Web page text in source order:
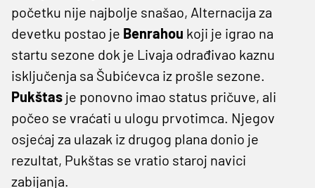
početku nije najbolje snašao, Alternacija za
devetku postao je Benrahou koji je igrao na
startu sezone dok je Livaja odrađivao kaznu
isključenja sa Šubićevca iz prošle sezone.
Pukštas je ponovno imao status pričuve, ali
počeo se vraćati u ulogu prvotimca. Njegov
osjećaj za ulazak iz drugog plana donio je
rezultat, Pukštas se vratio staroj navici
zabijanja.